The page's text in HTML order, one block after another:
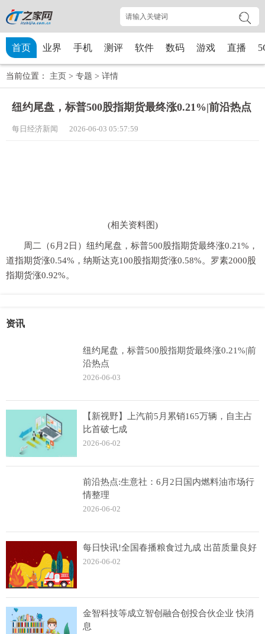
首页 业界 手机 测评 软件 数码 游戏 直播
当前位置： 主页 > 专题 > 详情
纽约尾盘，标普500股指期货最终涨0.21%|前沿热点
每日经济新闻 2026-06-03 05:57:59
(相关资料图)
周二（6月2日）纽约尾盘，标普500股指期货最终涨0.21%，
道指期货涨0.54%，纳斯达克100股指期货涨0.58%。罗素2000股
指期货涨0.92%。
资讯
纽约尾盘，标普500股指期货最终涨0.21%|前
沿热点
2026-06-03
【新视野】上汽前5月累销165万辆，自主占
比首破七成
2026-06-02
前沿热点:生意社：6月2日国内燃料油市场行
情整理
2026-06-02
每日快讯!全国春播粮食过九成 出苗质量良好
2026-06-02
金智科技等成立智创融合创投合伙企业 快消
息